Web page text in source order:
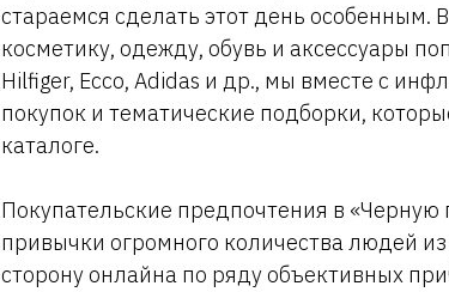
стараемся сделать этот день особенным.
косметику, одежду, обувь и аксессуары
Hilfiger, Ecco, Adidas и др., мы вместе с
покупок и тематические подборки,
каталоге.
Покупательские предпочтения в
привычки огромного количества людей
сторону онлайна по ряду объективных